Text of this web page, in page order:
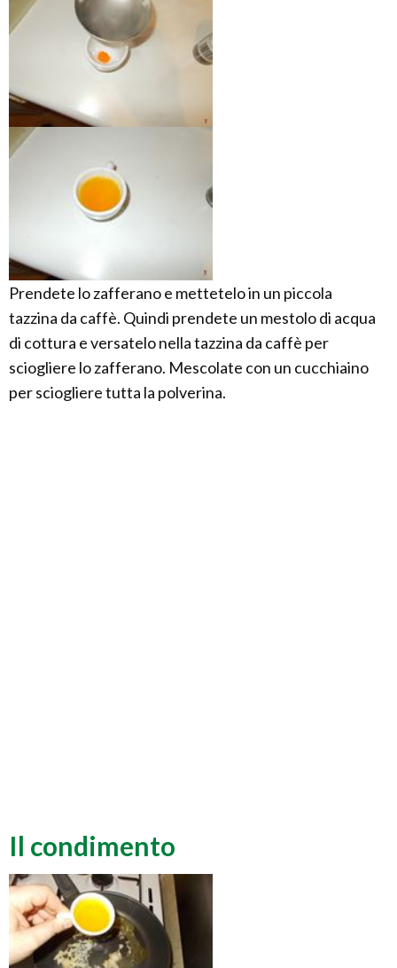
Prendete lo zafferano e mettetelo in un piccola
tazzina da caffè. Quindi prendete un mestolo di acqua
di cottura e versatelo nella tazzina da caffè per
sciogliere lo zafferano. Mescolate con un cucchiaino
per sciogliere tutta la polverina.
Il condimento